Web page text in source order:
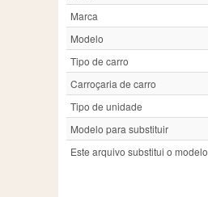
Marca
Modelo
Tipo de carro
Carroçaria de carro
Tipo de unidade
Modelo para substituir
Este arquivo substitui o modelo